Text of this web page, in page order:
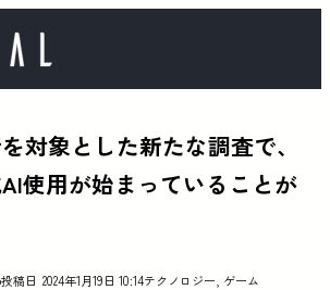
対象とした新たな調査で、
使用が始まっていることが
投稿日 2024年1月19日 10:14テクノロジー ゲーム